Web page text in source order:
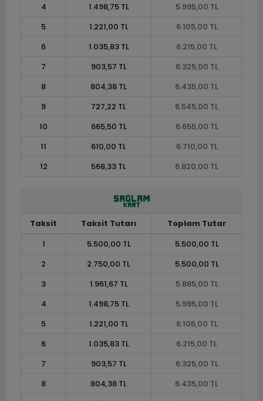
4
1.498,75 TL
5.995,00 TL
5
1.221,00 TL
6.105,00 TL
6
1.035,83 TL
6.215,00 TL
7
903,57 TL
6.325,00 TL
8
804,38 TL
6.435,00 TL
9
727,22 TL
6.545,00 TL
10
665,50 TL
6.655,00 TL
11
610,00 TL
6.710,00 TL
12
568,33 TL 6.820,00 TL
Taksit Taksit Tutarı
Toplam Tutar
1
5.500,00 TL
5.500,00 TL
2
2.750,00 TL
5.500,00 TL
3
1.961,67 TL
5.885,00 TL
4
1.498,75 TL
5.995,00 TL
5
1.221,00 TL
6.105,00 TL
6
1.035,83 TL
6.215,00 TL
7
903,57 TL
6.325,00 TL
8
804,38 TL
6.435,00 TL